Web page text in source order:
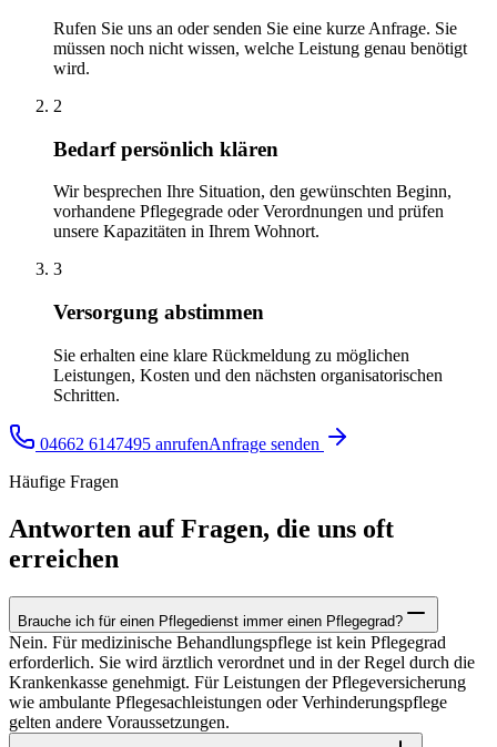
Rufen Sie uns an oder senden Sie eine kurze Anfrage. Sie
müssen noch nicht wissen, welche Leistung genau benötigt
wird.
2
Bedarf persönlich klären
Wir besprechen Ihre Situation, den gewünschten Beginn,
vorhandene Pflegegrade oder Verordnungen und prüfen
unsere Kapazitäten in Ihrem Wohnort.
3
Versorgung abstimmen
Sie erhalten eine klare Rückmeldung zu möglichen
Leistungen, Kosten und den nächsten organisatorischen
Schritten.
04662 6147495 anrufenAnfrage senden
Häufige Fragen
Antworten auf Fragen, die uns oft
erreichen
Brauche ich für einen Pflegedienst immer einen Pflegegrad?
Nein. Für medizinische Behandlungspflege ist kein Pflegegrad
erforderlich. Sie wird ärztlich verordnet und in der Regel durch die
Krankenkasse genehmigt. Für Leistungen der Pflegeversicherung
wie ambulante Pflegesachleistungen oder Verhinderungspflege
gelten andere Voraussetzungen.